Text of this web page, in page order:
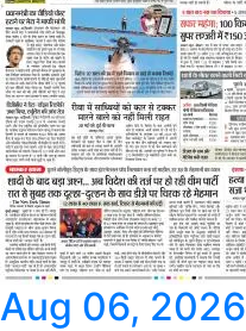
Aug 06, 2026